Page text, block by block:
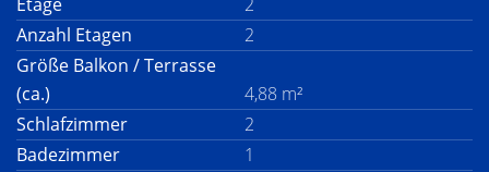
Anzahl Etagen
2
Größe Balkon / Terrasse
(ca.)
4,88 m²
Schlafzimmer
2
Badezimmer
1